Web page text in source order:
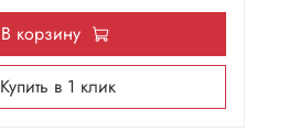
В корзину
Купить в 1 клик